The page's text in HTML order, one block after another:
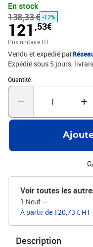
En stock
138,33 € -12%
121 ,53€
Prix unitaire HT
Vendu et expédié par
Expédié sous 5 jours
Quantité
Quantité : 1
Voir toutes les
1 Neuf —
À partir de 120,73 € HT
Description